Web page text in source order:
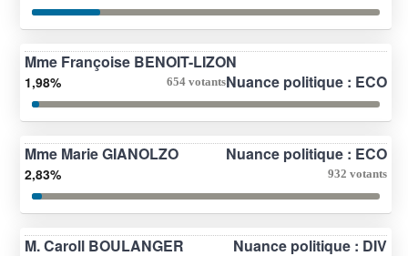
Mme Françoise BENOIT-LIZON
Nuance politique : ECO
1,98% 654 votants
Mme Marie GIANOLZO Nuance politique : ECO
2,83% 932 votants
M. Caroll BOULANGER Nuance politique : DIV